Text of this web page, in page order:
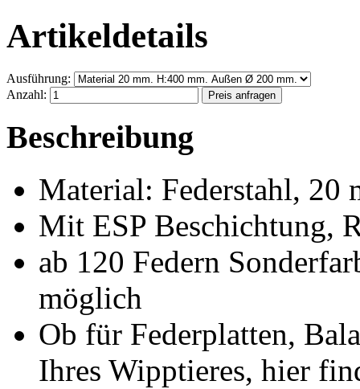
Artikeldetails
Ausführung:
Anzahl:
Beschreibung
Material: Federstahl, 20
Mit ESP Beschichtung,
ab 120 Federn
möglich
Ob für Federplatten,
Ihres Wipptieres, hier